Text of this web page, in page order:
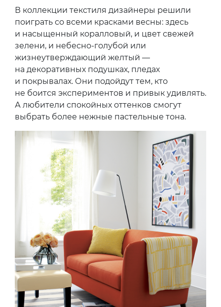
В коллекции текстиля дизайнеры решили
поиграть со всеми красками весны: здесь
и насыщенный коралловый, и цвет свежей
зелени, и небесно-голубой или
жизнеутверждающий желтый —
на декоративных подушках, пледах
и покрывалах. Они подойдут тем, кто
не боится экспериментов и привык удивлять.
А любители спокойных оттенков смогут
выбрать более нежные пастельные тона.